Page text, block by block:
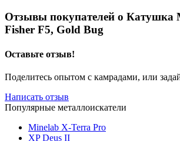
Отзывы покупателей о Катушка
Fisher F5, Gold Bug
Оставьте отзыв!
Поделитесь опытом с камрадами, или
Написать отзыв
Популярные металлоискатели
Minelab X-Terra Pro
XP Deus II